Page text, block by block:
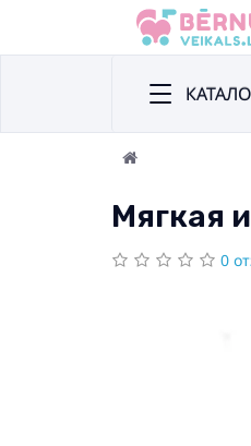
Мягкая
0